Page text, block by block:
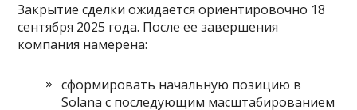
Закрытие сделки ожидается ориентировочно 18
сентября 2025 года. После ее завершения
компания намерена:
сформировать начальную позицию в
Solana с последующим масштабированием